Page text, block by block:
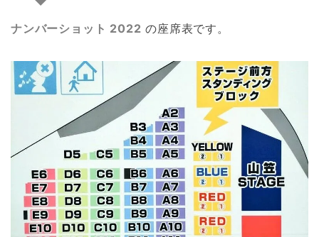
ナンバーショット 2022 の座席表です。